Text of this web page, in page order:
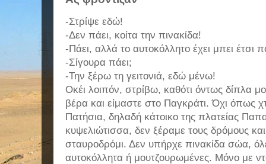
-Στρίψε εδώ!
-Δεν πάει, κοίτα την πινακίδα!
-Πάει, αλλά το αυτοκόλλητο έχει μπει έτσι
-Σίγουρα πάει;
-Την ξέρω τη γειτονιά, εδώ μένω!
Οκέι λοιπόν, στρίβω, καθότι όντως δίπλα
βέρα και είμαστε στο Παγκράτι. Όχι όπως
Πατήσια, δηλαδή κάτοικο της πλατείας
κυψελιώτισσα, δεν ξέραμε τους δρόμους
σταυροδρόμι. Δεν υπήρχε πινακίδα σώα,
αυτοκόλλητα ή μουτζουρωμένες. Μόνο με